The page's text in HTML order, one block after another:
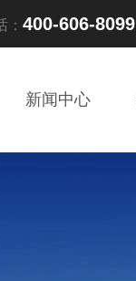
： 400-606-8099
新闻中心